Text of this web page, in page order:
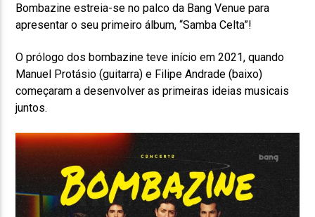
Bombazine estreia-se no palco da Bang Venue para
apresentar o seu primeiro álbum, “Samba Celta”!
O prólogo dos bombazine teve início em 2021, quando
Manuel Protásio (guitarra) e Filipe Andrade (baixo)
começaram a desenvolver as primeiras ideias musicais
juntos.